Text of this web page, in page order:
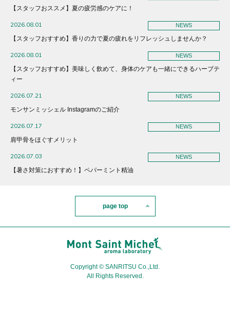
【スタッフおススメ】夏の疲労感のケアに！
2026.08.01 NEWS
【スタッフおすすめ】香りの力で夏の疲れをリフレッシュしませんか？
2026.08.01 NEWS
【スタッフおすすめ】美味しく飲めて、身体のケアも一緒にできるハーブテ
ィー
2026.07.21 NEWS
モンサンミッシェル Instagramのご紹介
2026.07.17 NEWS
肩甲骨をほぐすメリット
2026.07.03 NEWS
【暑さ対策におすすめ！】ペパーミント精油
page top
Copyright © SANRITSU Co.,Ltd.
All Rights Reserved.